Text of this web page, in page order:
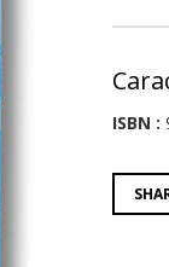
ISBN :